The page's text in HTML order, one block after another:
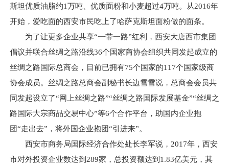
斯坦优质油脂约1万吨、优质面粉和小麦超过4万吨。从2016年
开始，爱吃面的西安市民吃上了哈萨克斯坦面粉做的面条。
为了让更多企业共享“一带一路”红利，西安大唐西市集团
倡议并联合丝绸之路沿线36个国家商协会组织共同发起成立的
丝绸之路国际总商会，目前已拥有75个国家的117个国家级商
协会成员。丝绸之路总商会副秘书长边雪雪说，总商会会员共
同发起设立了“网上丝绸之路”“丝绸之路国际发展基金”“丝绸之
路国际大宗商品交易中心”等6个合作平台，助国内企业抱
团“走出去”，将外国企业抱团“引进来”。
西安市商务局国际经济合作处处长李军说，2017年，西安
市对外投资企业数达到289家，总投资额达到1.83亿美元，其